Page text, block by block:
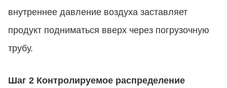
внутреннее давление воздуха заставляет
продукт подниматься вверх через погрузочную
трубу.
Шаг 2 Контролируемое распределение